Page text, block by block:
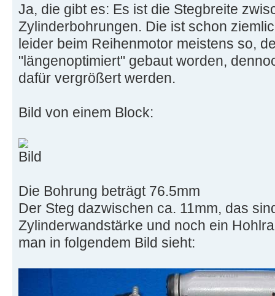
Ja, die gibt es: Es ist die Stegbreite
Zylinderbohrungen. Die ist schon
leider beim Reihenmotor meistens so,
"längenoptimiert" gebaut worden,
dafür vergrößert werden.
Bild von einem Block:
Die Bohrung beträgt 76.5mm
Der Steg dazwischen ca. 11mm, das
Zylinderwandstärke und noch ein
man in folgendem Bild sieht: